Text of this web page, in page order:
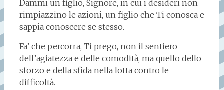
Dammi un figlio, Signore, in cui i desideri non
rimpiazzino le azioni, un figlio che Ti conosca e
sappia conoscere se stesso.
Fa’ che percorra, Ti prego, non il sentiero
dell’agiatezza e delle comodità, ma quello dello
sforzo e della sfida nella lotta contro le
difficoltà.